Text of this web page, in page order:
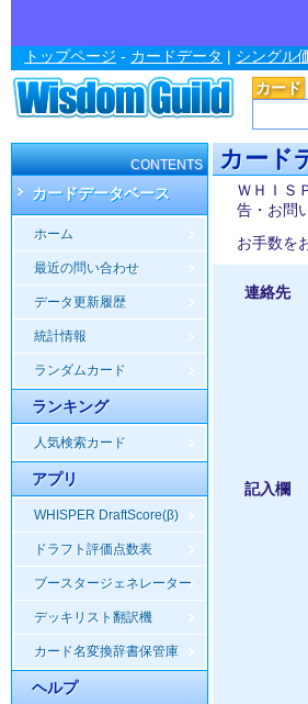
カード
トップページ - カードデータ | シングル
CONTENTS
カードデータベース
ホーム
最近の問い合わせ
データ更新履歴
統計情報
ランダムカード
ランキング
人気検索カード
アプリ
WHISPER DraftScore(β)
ドラフト評価点数表
ブースタージェネレーター
デッキリスト翻訳機
カード名変換辞書保管庫
ヘルプ
カード
ＷＨＩＳ
告・お問
お手数を
連絡先
記入欄